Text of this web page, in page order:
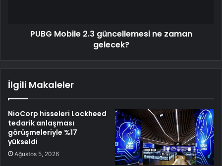
PUBG Mobile 2.3 güncellemesi ne zaman
gelecek?
İlgili Makaleler
NioCorp hisseleri Lockheed
tedarik anlaşması
görüşmeleriyle %17
yükseldi
Ağustos 5, 2026